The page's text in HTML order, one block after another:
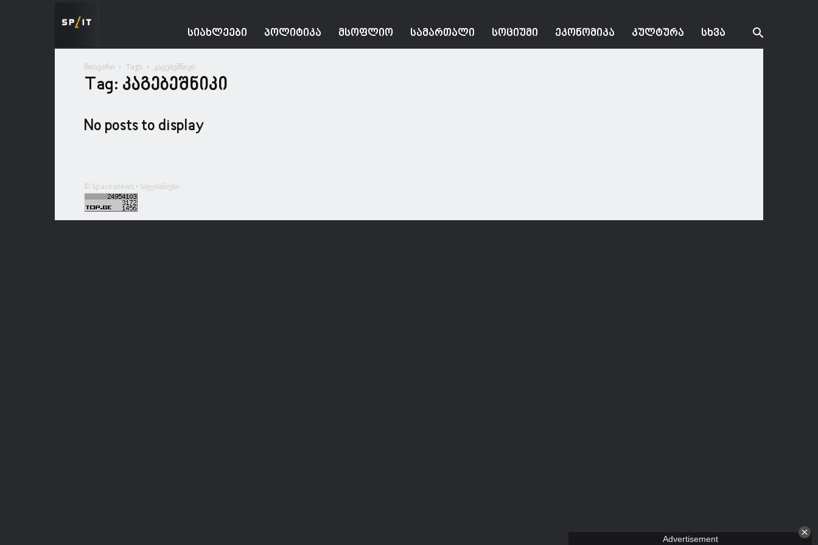
ᲡᲘᲐᲮᲚᲔᲔᲑᲘ ᲞᲝᲚᲘᲢᲘᲙᲐ ᲛᲡᲝᲤᲚᲘᲝ ᲡᲐᲛᲐᲠᲗᲐᲚᲘ ᲡᲝᲪᲘᲣᲛᲘ ᲔᲙᲝᲜᲝᲛᲘᲙᲐ ᲙᲣᲚᲢᲣᲠᲐ ᲡᲮᲕᲐ
მთავარი Tags კაგებეშნიკი
Tag: კაგებეშნიკი
No posts to display
© Spacesnews • სფეისნიუსი